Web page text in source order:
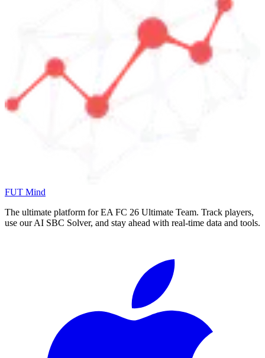
FUT Mind
The ultimate platform for EA FC 26 Ultimate Team. Track players,
use our AI SBC Solver, and stay ahead with real-time data and tools.